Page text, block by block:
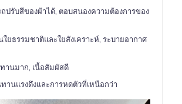
ถปรับสีของผ้าได้, ตอบสนองความต้องการของ
ใยธรรมชาติและใยสังเคราะห์, ระบายอากาศ
านมาก, เนื้อสัมผัสดี
านแรงดึงและการหดตัวที่เหนือกว่า